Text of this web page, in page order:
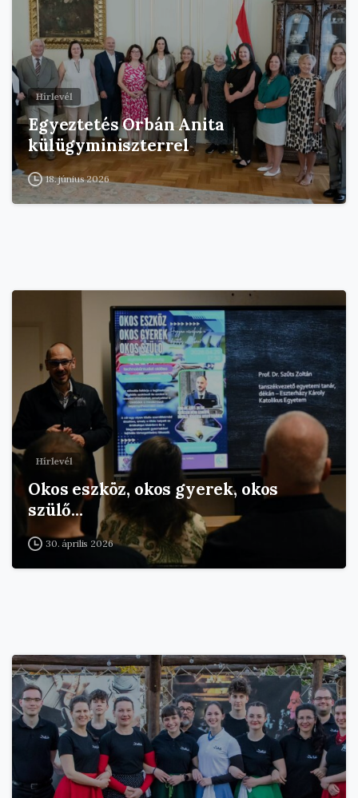
Hírlevél
Egyeztetés Orbán Anita
külügyminiszterrel
18. június 2026
Hírlevél
Okos eszköz, okos gyerek, okos
szülő…
30. április 2026